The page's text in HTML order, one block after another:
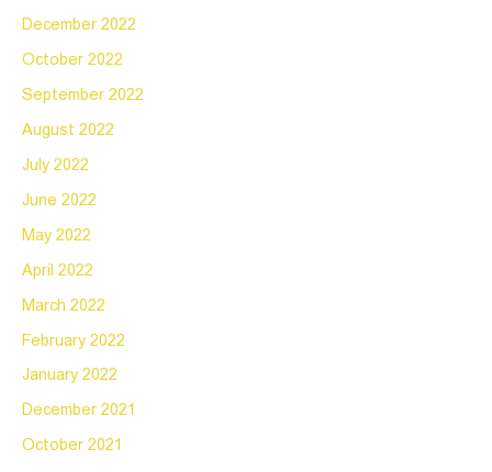
December 2022
October 2022
September 2022
August 2022
July 2022
June 2022
May 2022
April 2022
March 2022
February 2022
January 2022
December 2021
October 2021